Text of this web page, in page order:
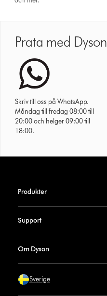
Prata med Dyson
Skriv till oss på WhatsApp.
Måndag till fredag 08:00 till
20:00 och helger 09:00 till
18:00.
Produkter
Support
Om Dyson
Sverige